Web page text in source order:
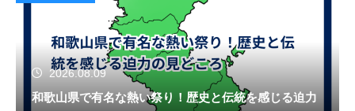
2026.08.09
和歌山県で有名な熱い祭り！歴史と伝統を感じる迫力